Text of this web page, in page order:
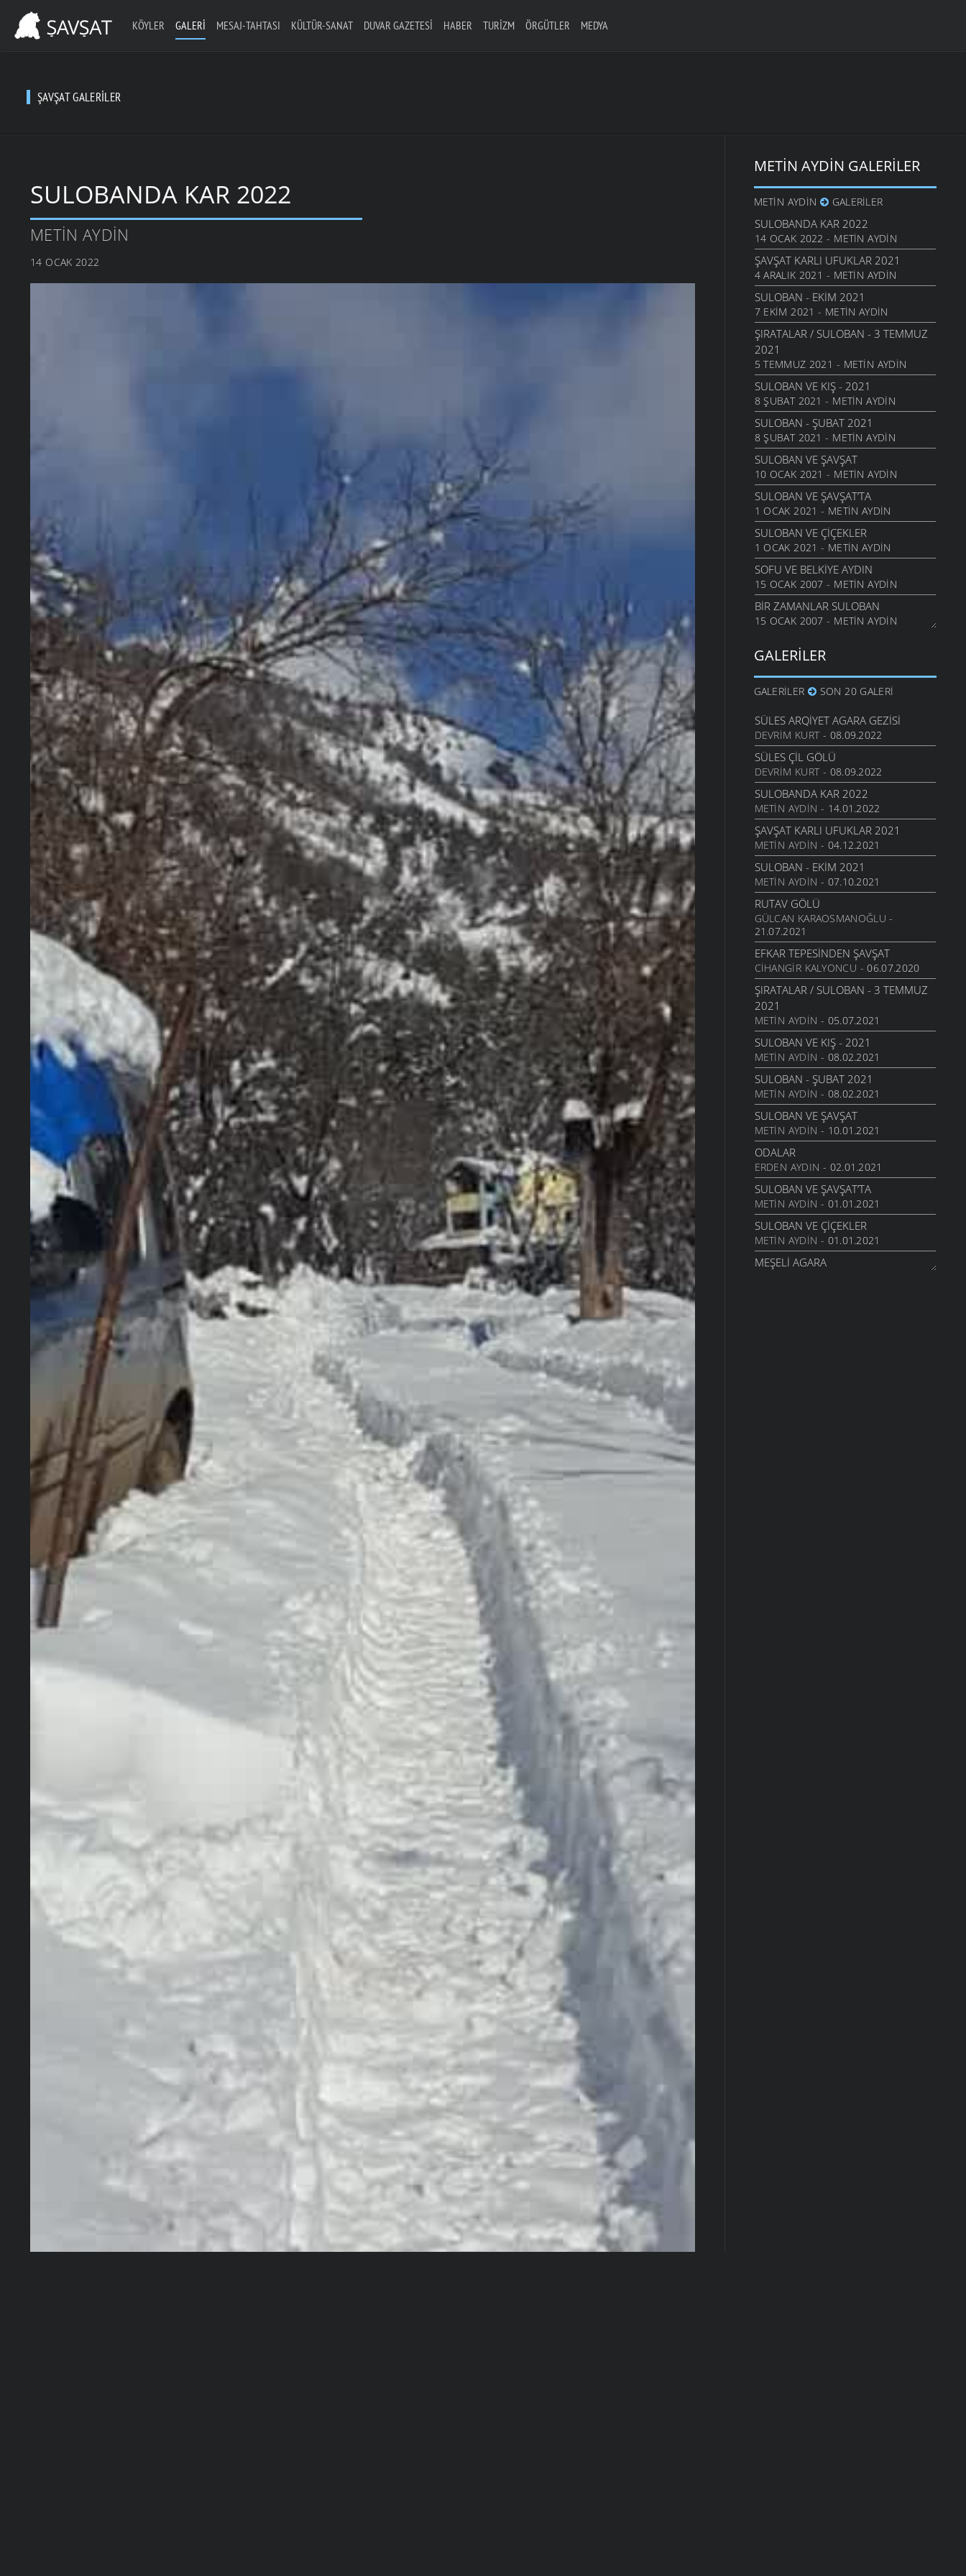
KÖYLER GALERI MESAJ-TAHTASI KÜLTÜR-SANAT DUVAR GAZETESI HABER TURIZM ÖRGÜTLER MEDYA
ŞAVŞAT GALERILER
SULOBANDA KAR 2022
METIN AYDIN
14 OCAK 2022
METIN AYDIN GALERILER
METIN AYDIN GALERILER
SULOBANDA KAR 2022
14 OCAK 2022 - METIN AYDIN
ŞAVŞAT KARLI UFUKLAR 2021
4 ARALIK 2021 - METIN AYDIN
SULOBAN - EKIM 2021
7 EKIM 2021 - METIN AYDIN
ŞIRATALAR / SULOBAN - 3 TEMMUZ
2021
5 TEMMUZ 2021 - METIN AYDIN
SULOBAN VE KIŞ - 2021
8 ŞUBAT 2021 - METIN AYDIN
SULOBAN - ŞUBAT 2021
8 ŞUBAT 2021 - METIN AYDIN
SULOBAN VE ŞAVŞAT
10 OCAK 2021 - METIN AYDIN
SULOBAN VE ŞAVŞAT’TA
1 OCAK 2021 - METIN AYDIN
SULOBAN VE ÇIÇEKLER
1 OCAK 2021 - METIN AYDIN
SOFU VE BELKIYE AYDIN
15 OCAK 2007 - METIN AYDIN
BIR ZAMANLAR SULOBAN
15 OCAK 2007 - METIN AYDIN
GALERILER
GALERILER SON 20 GALERI
SÜLES ARQIYET AGARA GEZISI
DEVRIM KURT- 08.09.2022
SÜLES ÇIL GÖLÜ
DEVRIM KURT- 08.09.2022
SULOBANDA KAR 2022
METIN AYDIN - 14.01.2022
ŞAVŞAT KARLI UFUKLAR 2021
METIN AYDIN - 04.12.2021
SULOBAN - EKIM 2021
METIN AYDIN - 07.10.2021
RUTAV GÖLÜ
GÜLCAN KARAOSMANOĞLU -
21.07.2021
EFKAR TEPESINDEN ŞAVŞAT
CIHANGIR KALYONCU - 06.07.2020
ŞIRATALAR / SULOBAN - 3 TEMMUZ
2021
METIN AYDIN - 05.07.2021
SULOBAN VE KIŞ - 2021
METIN AYDIN - 08.02.2021
SULOBAN - ŞUBAT 2021
METIN AYDIN - 08.02.2021
SULOBAN VE ŞAVŞAT
METIN AYDIN - 10.01.2021
ODALAR
ERDEN AYDIN - 02.01.2021
SULOBAN VE ŞAVŞAT’TA
METIN AYDIN - 01.01.2021
SULOBAN VE ÇIÇEKLER
METIN AYDIN - 01.01.2021
MEŞELI AGARA